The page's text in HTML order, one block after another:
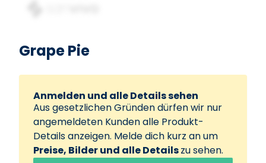
Grape Pie
Anmelden und alle Details sehen
Aus gesetzlichen Gründen dürfen wir nur
angemeldeten Kunden alle Produkt-
Details anzeigen. Melde dich kurz an um
Preise, Bilder und alle Detailszu sehen.